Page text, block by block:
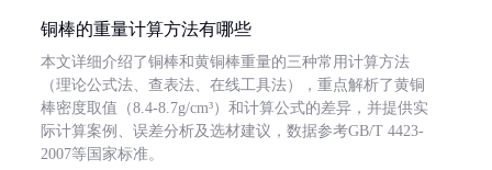
铜棒的重量计算方法有哪些
本文详细介绍了铜棒和黄铜棒重量的三种常用计算方法
（理论公式法、查表法、在线工具法），重点解析了黄铜
棒密度取值（8.4-8.7g/cm³）和计算公式的差异，并提供实
际计算案例、误差分析及选材建议，数据参考GB/T 4423-
2007等国家标准。